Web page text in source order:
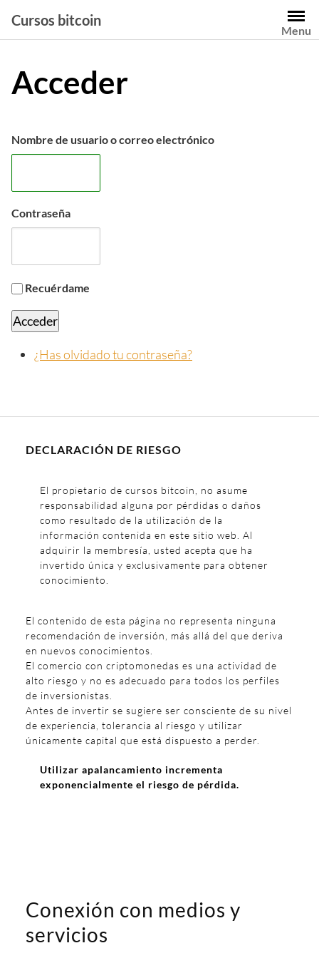
contenido
Cursos bitcoin
Menu
Acceder
Nombre de usuario o correo electrónico
Contraseña
Recuérdame
Acceder
¿Has olvidado tu contraseña?
DECLARACIÓN DE RIESGO
El propietario de cursos bitcoin, no asume
responsabilidad alguna por pérdidas o daños
como resultado de la utilización de la
información contenida en este sitio web. Al
adquirir la membresía, usted acepta que ha
invertido única y exclusivamente para obtener
conocimiento.
El contenido de esta página no representa ninguna
recomendación de inversión, más allá del que deriva
en nuevos conocimientos.
El comercio con criptomonedas es una actividad de
alto riesgo y no es adecuado para todos los perfiles
de inversionistas.
Antes de invertir se sugiere ser consciente de su nivel
de experiencia, tolerancia al riesgo y utilizar
únicamente capital que está dispuesto a perder.
Utilizar apalancamiento incrementa
exponencialmente el riesgo de pérdida.
Conexión con medios y
servicios